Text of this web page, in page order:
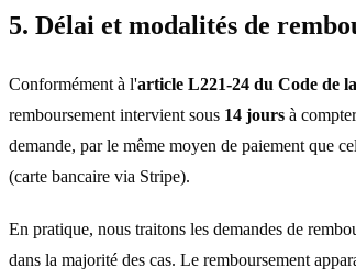
5. Délai et modalités de
Conformément à l'article L221-24 du Code de
remboursement intervient sous 14 jours à
demande, par le même moyen de paiement que
(carte bancaire via Stripe).
En pratique, nous traitons les demandes de
dans la majorité des cas. Le remboursement